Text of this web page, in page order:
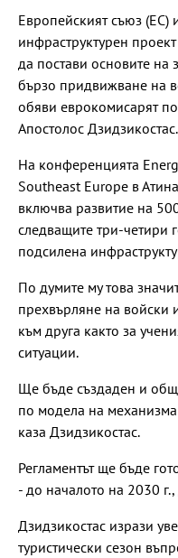
Европейският съюз (ЕС)
инфраструктурен
да постави основите на
бързо придвижване на
обяви еврокомисарят
Апостолос Дзидзикостас.
На конференцията
Southeast Europe в
включва развитие на
следващите три-четири
подсилена
По думите му това
прехвърляне на войски
към друга както за
ситуации.
Ще бъде създаден и
по модела на
каза Дзидзикостас.
Регламентът ще бъде
- до началото на 2030
Дзидзикостас изрази
туристически сезон